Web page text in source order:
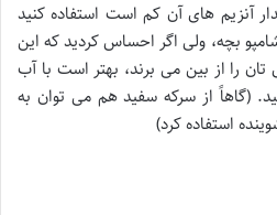
آنزیم های آن کم است استفاده کنید
بچه، ولی اگر احساس کردید که این
را از بین می برند، بهتر است با آب
(گاهاً از سرکه سفید هم می توان به
استفاده کرد)